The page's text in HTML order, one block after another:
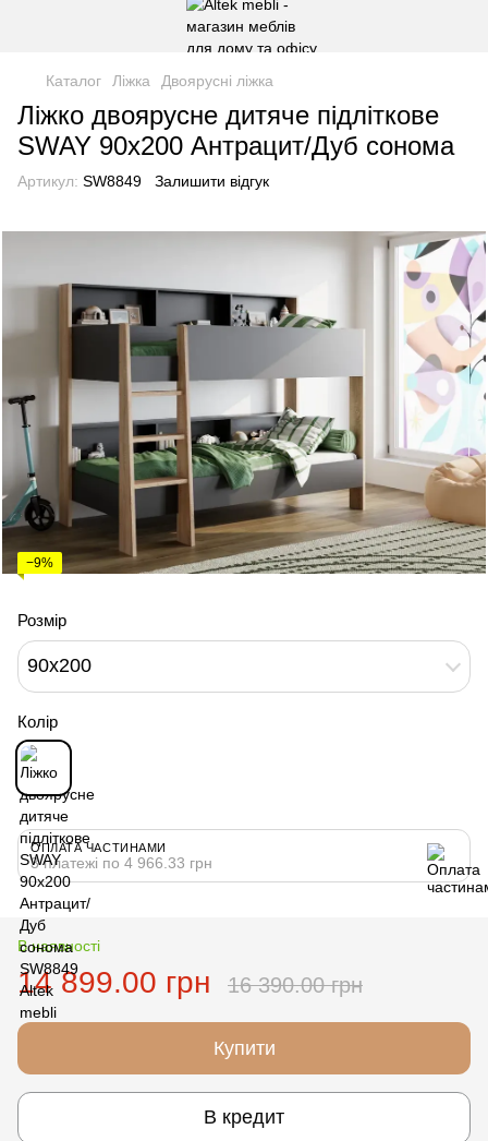
Каталог Ліжка Двоярусні ліжка
Ліжко двоярусне дитяче підліткове
SWAY 90x200 Антрацит/Дуб сонома
Артикул: SW8849 Залишити відгук
−9%
Розмір
90x200
Колір
ОПЛАТА ЧАСТИНАМИ
3 платежі по 4 966.33 грн
В наявності
14 899.00 грн 16 390.00 грн
Купити
В кредит